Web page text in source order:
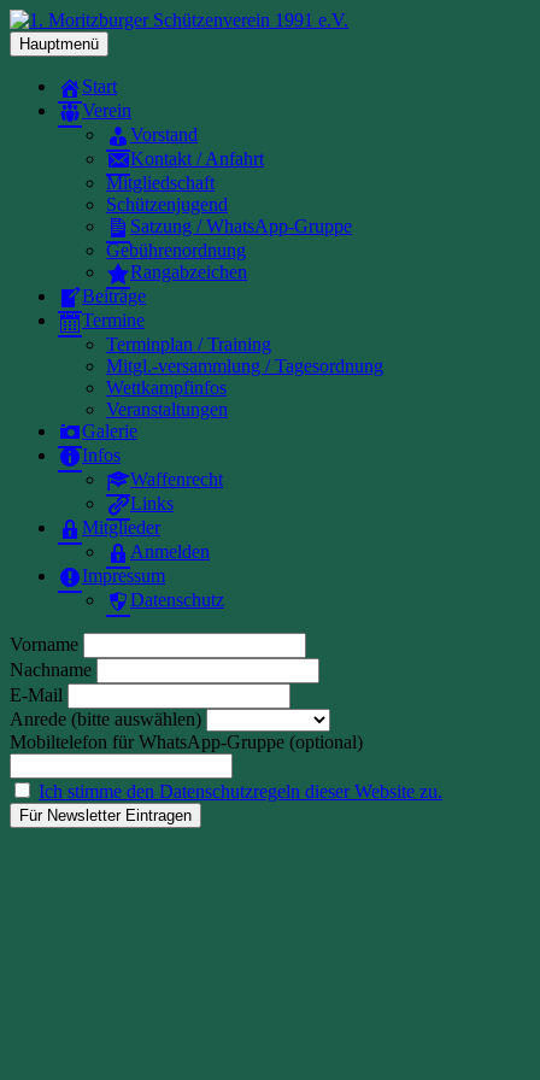
Zum
Inhalt
springen
Hauptmenü
Start
Verein
Vorstand
Kontakt / Anfahrt
Mitgliedschaft
Schützenjugend
Satzung / WhatsApp-Gruppe
Gebührenordnung
Rangabzeichen
Beiträge
Termine
Terminplan / Training
Mitgl.-versammlung / Tagesordnung
Wettkampfinfos
Veranstaltungen
Galerie
Infos
Waffenrecht
Links
Mitglieder
Anmelden
Impressum
Datenschutz
Vorname
Nachname
E-Mail
Anrede (bitte auswählen)
Mobiltelefon für WhatsApp-Gruppe (optional)
Ich stimme den Datenschutzregeln dieser Website zu.